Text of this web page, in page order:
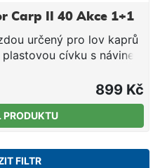
Carp II 40 Akce 1+1
určený pro lov kaprů
cívku s návinem
Carp 2 je opatřen
které jsou
Parametry: Velikost
m Hmotnost 350 g
899 Kč
PRODUKTU
FILTR